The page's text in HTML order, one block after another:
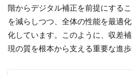
階からデジタル補正を前提にする
を減らしつつ、全体の性能を最適
化しています。このように、収差
現の質を根本から支える重要な進歩